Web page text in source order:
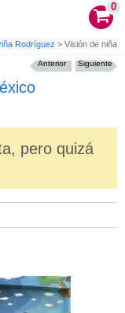
0
Rodríguez > Visión de niña
Siguiente
Anterior
pero quizá